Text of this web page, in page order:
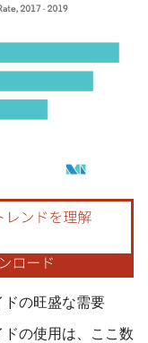
の表示が必要です。
の旺盛な需要
の使用は、ここ数